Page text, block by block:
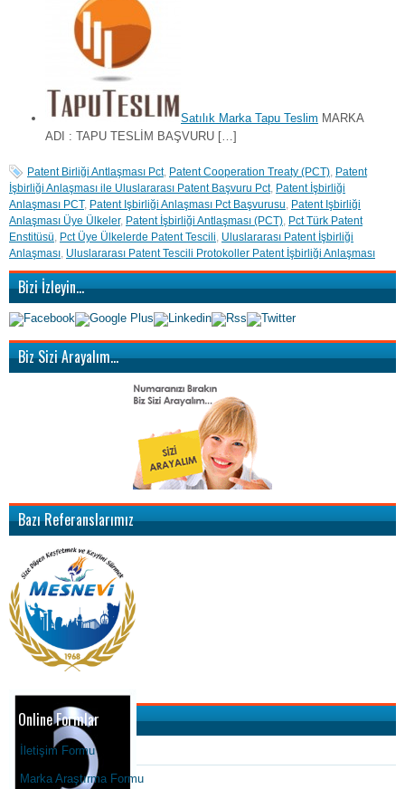
Satılık Marka Tapu Teslim MARKA
ADI : TAPU TESLİM BAŞVURU […]
Patent Birliği Antlaşması Pct, Patent Cooperation Treaty (PCT), Patent
İşbirliği Anlaşması ile Uluslararası Patent Başvuru Pct, Patent İşbirliği
Anlaşması PCT, Patent Işbirliği Anlaşması Pct Başvurusu, Patent Işbirliği
Anlaşması Üye Ülkeler, Patent İşbirliği Antlaşması (PCT), Pct Türk Patent
Enstitüsü, Pct Üye Ülkelerde Patent Tescili, Uluslararası Patent İşbirliği
Anlaşması, Uluslararası Patent Tescili Protokoller Patent İşbirliği Anlaşması
Bizi İzleyin…
Biz Sizi Arayalım…
Bazı Referanslarımız
Online Formlar
İletişim Formu
Marka Araştırma Formu